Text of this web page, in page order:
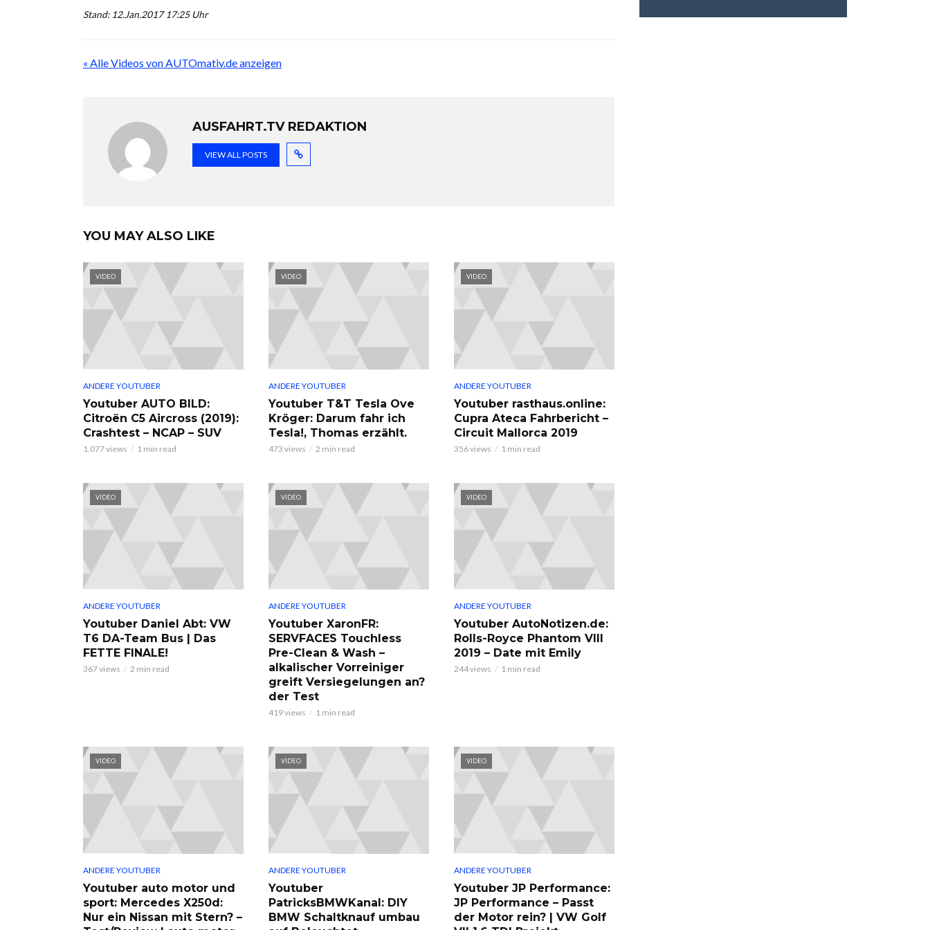
Stand: 12.Jan.2017 17:25 Uhr
« Alle Videos von AUTOmativ.de anzeigen
AUSFAHRT.TV REDAKTION
VIEW ALL POSTS
YOU MAY ALSO LIKE
VIDEO
ANDERE YOUTUBER
Youtuber AUTO BILD:
Citroën C5 Aircross (2019):
Crashtest – NCAP – SUV
1.077 views 1 min read
VIDEO
ANDERE YOUTUBER
Youtuber T&T Tesla Ove
Kröger: Darum fahr ich
Tesla!, Thomas erzählt.
473 views 2 min read
VIDEO
ANDERE YOUTUBER
Youtuber rasthaus.online:
Cupra Ateca Fahrbericht –
Circuit Mallorca 2019
356 views 1 min read
VIDEO
ANDERE YOUTUBER
Youtuber Daniel Abt: VW
T6 DA-Team Bus | Das
FETTE FINALE!
367 views 2 min read
VIDEO
ANDERE YOUTUBER
Youtuber XaronFR:
SERVFACES Touchless
Pre-Clean & Wash –
alkalischer Vorreiniger
greift Versiegelungen an?
der Test
419 views 1 min read
VIDEO
ANDERE YOUTUBER
Youtuber AutoNotizen.de:
Rolls-Royce Phantom VIII
2019 – Date mit Emily
244 views 1 min read
VIDEO
ANDERE YOUTUBER
Youtuber auto motor und
sport: Mercedes X250d:
Nur ein Nissan mit Stern? –
VIDEO
ANDERE YOUTUBER
Youtuber
PatricksBMWKanal: DIY
BMW Schaltknauf umbau
VIDEO
ANDERE YOUTUBER
Youtuber JP Performance:
JP Performance – Passt
der Motor rein? | VW Golf